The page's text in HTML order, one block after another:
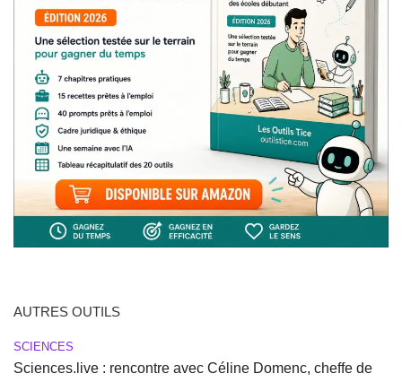
AUTRES OUTILS
SCIENCES
Sciences.live : rencontre avec Céline Domenc, cheffe de